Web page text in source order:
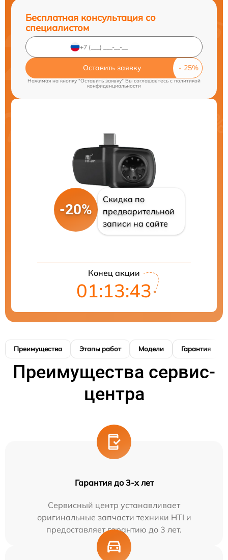
Бесплатная консультация со
специалистом
Оставить заявку
Нажимая на кнопку "Оставить заявку" Вы соглашаетесь cполитикой
конфиденциальности
-20%
Скидка по
предварительной
записи на сайте
Конец акции
01:13:42
Преимущества Этапы работ Модели Гарантия
Преимущества сервис-
центра
Гарантия до 3-х лет
Сервисный центр устанавливает
оригинальные запчасти техники HTI и
предоставляет гарантию до 3 лет.